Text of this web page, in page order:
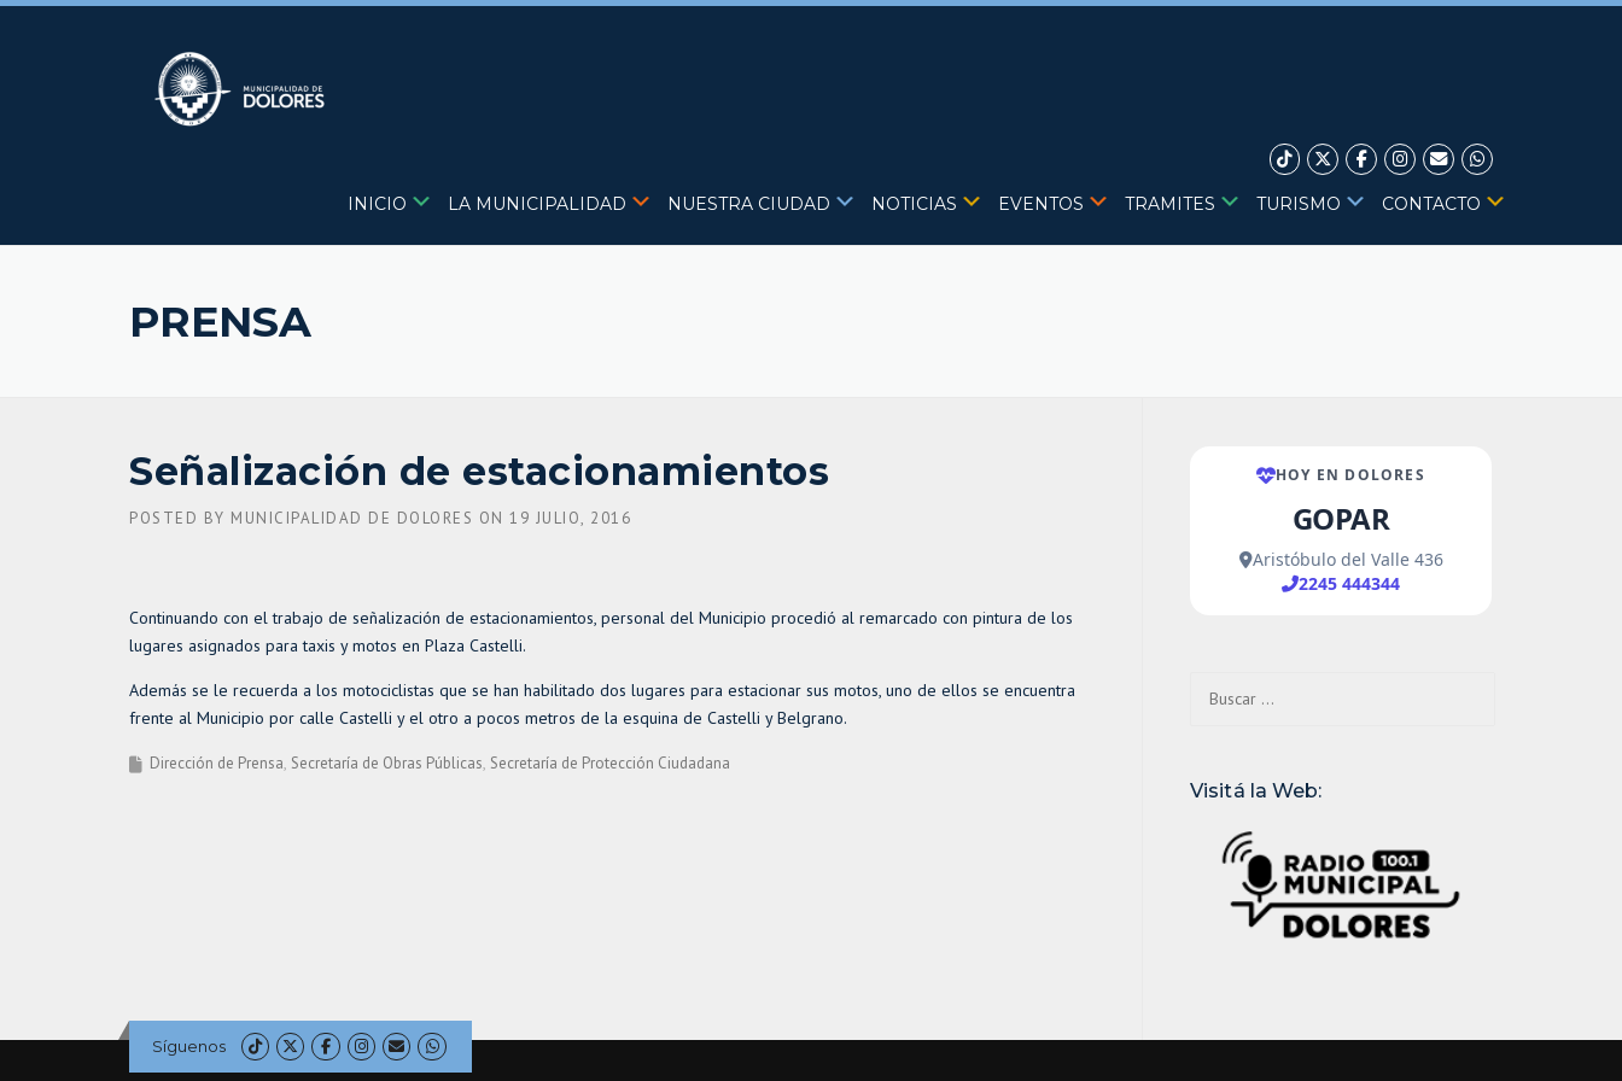
Skip
INICIO LA MUNICIPALIDAD NUESTRA CIUDAD NOTICIAS EVENTOS TRAMITES TURISMO CONTACTO
PRENSA
Señalización de estacionamientos
POSTED BY MUNICIPALIDAD DE DOLORES ON 19 JULIO, 2016
Continuando con el trabajo de señalización de estacionamientos, personal del Municipio procedió al remarcado con pintura de los
lugares asignados para taxis y motos en Plaza Castelli.
Además se le recuerda a los motociclistas que se han habilitado dos lugares para estacionar sus motos, uno de ellos se encuentra
frente al Municipio por calle Castelli y el otro a pocos metros de la esquina de Castelli y Belgrano.
Dirección de Prensa Secretaría de Obras Públicas Secretaría de Protección Ciudadana
Visitá la Web:
Síguenos